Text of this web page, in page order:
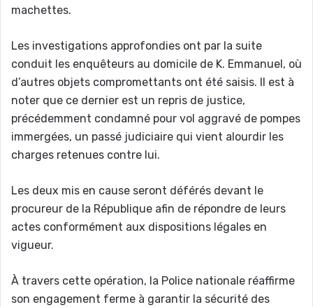
machettes.
Les investigations approfondies ont par la suite
conduit les enquêteurs au domicile de K. Emmanuel, où
d’autres objets compromettants ont été saisis. Il est à
noter que ce dernier est un repris de justice,
précédemment condamné pour vol aggravé de pompes
immergées, un passé judiciaire qui vient alourdir les
charges retenues contre lui.
Les deux mis en cause seront déférés devant le
procureur de la République afin de répondre de leurs
actes conformément aux dispositions légales en
vigueur.
À travers cette opération, la Police nationale réaffirme
son engagement ferme à garantir la sécurité des